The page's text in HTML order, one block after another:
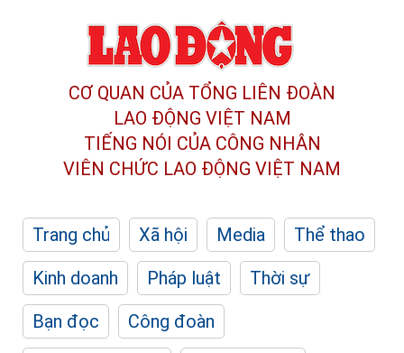
CƠ QUAN CỦA TỔNG LIÊN ĐOÀN
LAO ĐỘNG VIỆT NAM
TIẾNG NÓI CỦA CÔNG NHÂN
VIÊN CHỨC LAO ĐỘNG VIỆT NAM
Trang chủ Xã hội Media
Thể thao
Kinh doanh
Pháp luật
Thời sự
Bạn đọc
Công đoàn